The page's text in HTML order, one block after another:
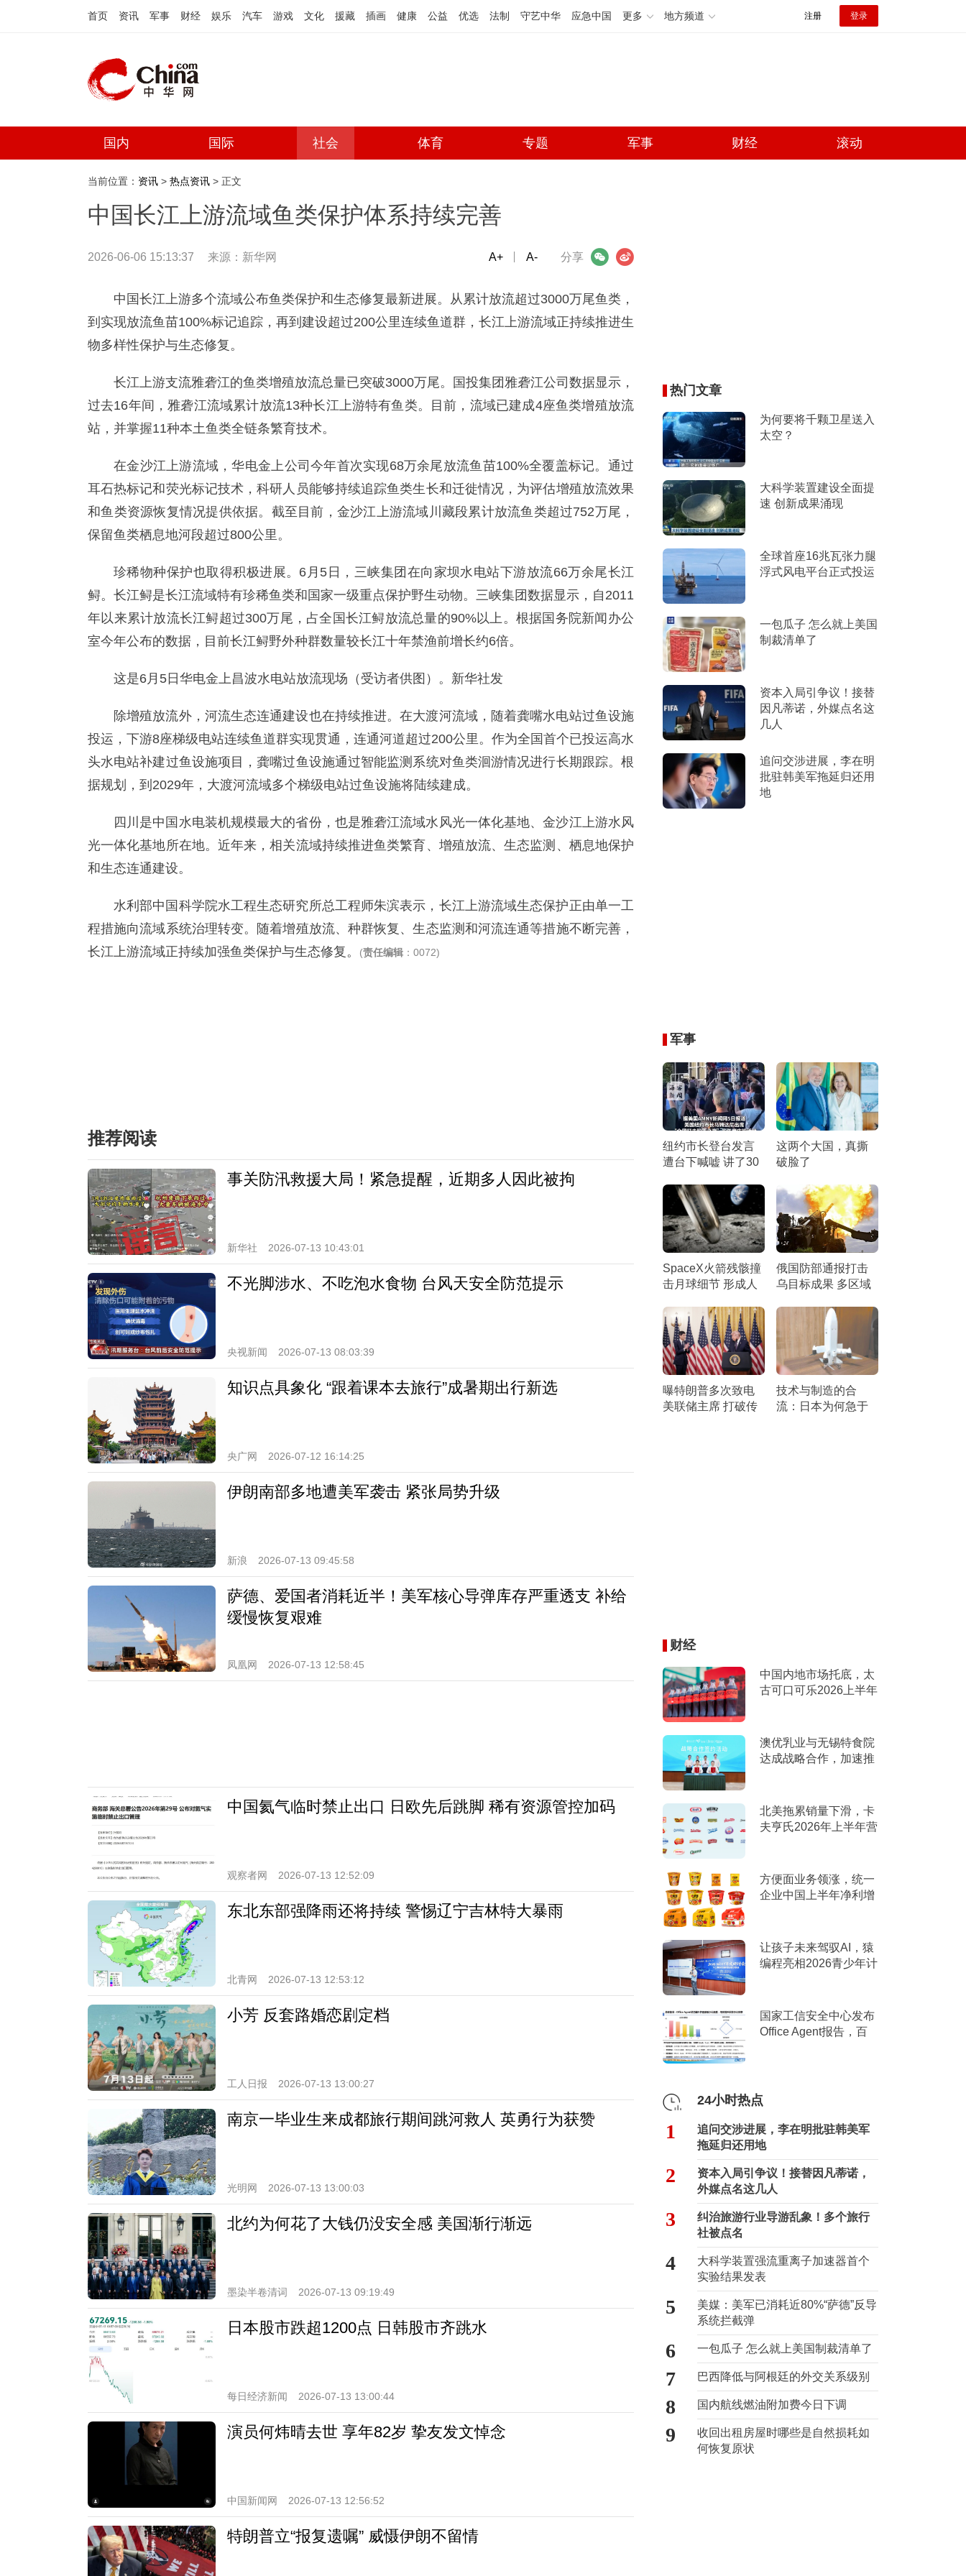
首页 资讯 军事 财经 娱乐 汽车 游戏 文化 援藏 插画 健康 公益 优选 法制 守艺中华 应急中国 更多 地方频道 注册 登录
国内 国际 社会 体育 专题 军事 财经 滚动
当前位置： 资讯 > 热点资讯 > 正文
中国长江上游流域鱼类保护体系持续完善
2026-06-06 15:13:37 来源： 新华网 分享
微信 微博
A+ A-
中国长江上游多个流域公布鱼类保护和生态修复最新进展。从累计放流超过3000万尾鱼类，
到实现放流鱼苗100%标记追踪，再到建设超过200公里连续鱼道群，长江上游流域正持续推进生
物多样性保护与生态修复。
长江上游支流雅砻江的鱼类增殖放流总量已突破3000万尾。国投集团雅砻江公司数据显示，
过去16年间，雅砻江流域累计放流13种长江上游特有鱼类。目前，流域已建成4座鱼类增殖放流
站，并掌握11种本土鱼类全链条繁育技术。
在金沙江上游流域，华电金上公司今年首次实现68万余尾放流鱼苗100%全覆盖标记。通过
耳石热标记和荧光标记技术，科研人员能够持续追踪鱼类生长和迁徙情况，为评估增殖放流效果
和鱼类资源恢复情况提供依据。截至目前，金沙江上游流域川藏段累计放流鱼类超过752万尾，
保留鱼类栖息地河段超过800公里。
珍稀物种保护也取得积极进展。6月5日，三峡集团在向家坝水电站下游放流66万余尾长江
鲟。长江鲟是长江流域特有珍稀鱼类和国家一级重点保护野生动物。三峡集团数据显示，自2011
年以来累计放流长江鲟超过300万尾，占全国长江鲟放流总量的90%以上。根据国务院新闻办公
室今年公布的数据，目前长江鲟野外种群数量较长江十年禁渔前增长约6倍。
这是6月5日华电金上昌波水电站放流现场（受访者供图）。新华社发
除增殖放流外，河流生态连通建设也在持续推进。在大渡河流域，随着龚嘴水电站过鱼设施
投运，下游8座梯级电站连续鱼道群实现贯通，连通河道超过200公里。作为全国首个已投运高水
头水电站补建过鱼设施项目，龚嘴过鱼设施通过智能监测系统对鱼类洄游情况进行长期跟踪。根
据规划，到2029年，大渡河流域多个梯级电站过鱼设施将陆续建成。
四川是中国水电装机规模最大的省份，也是雅砻江流域水风光一体化基地、金沙江上游水风
光一体化基地所在地。近年来，相关流域持续推进鱼类繁育、增殖放流、生态监测、栖息地保护
和生态连通建设。
水利部中国科学院水工程生态研究所总工程师朱滨表示，长江上游流域生态保护正由单一工
程措施向流域系统治理转变。随着增殖放流、种群恢复、生态监测和河流连通等措施不断完善，
长江上游流域正持续加强鱼类保护与生态修复。
(责任编辑 ：0072)
推荐阅读
事关防汛救援大局！紧急提醒，近期多人因此被拘
新华社 2026-07-13 10:43:01
不光脚涉水、不吃泡水食物 台风天安全防范提示
央视新闻 2026-07-13 08:03:39
知识点具象化 “跟着课本去旅行”成暑期出行新选
央广网 2026-07-12 16:14:25
伊朗南部多地遭美军袭击 紧张局势升级
新浪 2026-07-13 09:45:58
萨德、爱国者消耗近半！美军核心导弹库存严重透支 补给
缓慢恢复艰难
凤凰网 2026-07-13 12:58:45
中国氦气临时禁止出口 日欧先后跳脚 稀有资源管控加码
观察者网 2026-07-13 12:52:09
东北东部强降雨还将持续 警惕辽宁吉林特大暴雨
北青网 2026-07-13 12:53:12
小芳 反套路婚恋剧定档
工人日报 2026-07-13 13:00:27
南京一毕业生来成都旅行期间跳河救人 英勇行为获赞
光明网 2026-07-13 13:00:03
北约为何花了大钱仍没安全感 美国渐行渐远
墨染半卷清词 2026-07-13 09:19:49
日本股市跌超1200点 日韩股市齐跳水
每日经济新闻 2026-07-13 13:00:44
演员何炜晴去世 享年82岁 挚友发文悼念
中国新闻网 2026-07-13 12:56:52
特朗普立“报复遗嘱” 威慑伊朗不留情
热门文章
为何要将千颗卫星送入
太空？
大科学装置建设全面提
速 创新成果涌现
全球首座16兆瓦张力腿
浮式风电平台正式投运
一包瓜子 怎么就上美国
制裁清单了
资本入局引争议！接替
因凡蒂诺，外媒点名这
几人
追问交涉进展，李在明
批驻韩美军拖延归还用
地
军事
纽约市长登台发言
遭台下喊嘘 讲了30
倒竖拇指
这两个大国，真撕
破脸了
SpaceX火箭残骸撞
击月球细节 形成人
俄国防部通报打击
乌目标成果 多区域
曝特朗普多次致电
美联储主席 打破传
技术与制造的合
流：日本为何急于
财经
中国内地市场托底，太
古可口可乐2026上半年
澳优乳业与无锡特食院
达成战略合作，加速推
北美拖累销量下滑，卡
夫亨氏2026年上半年营
方便面业务领涨，统一
企业中国上半年净利增
让孩子未来驾驭AI，猿
编程亮相2026青少年计
国家工信安全中心发布
Office Agent报告，百
24小时热点
1
追问交涉进展，李在明批驻韩美军
拖延归还用地
2
资本入局引争议！接替因凡蒂诺，
外媒点名这几人
3
纠治旅游行业导游乱象！多个旅行
社被点名
4
大科学装置强流重离子加速器首个
实验结果发表
5
美媒：美军已消耗近80%“萨德”反导
系统拦截弹
6 一包瓜子 怎么就上美国制裁清单了
7 巴西降低与阿根廷的外交关系级别
8 国内航线燃油附加费今日下调
9
收回出租房屋时哪些是自然损耗如
何恢复原状